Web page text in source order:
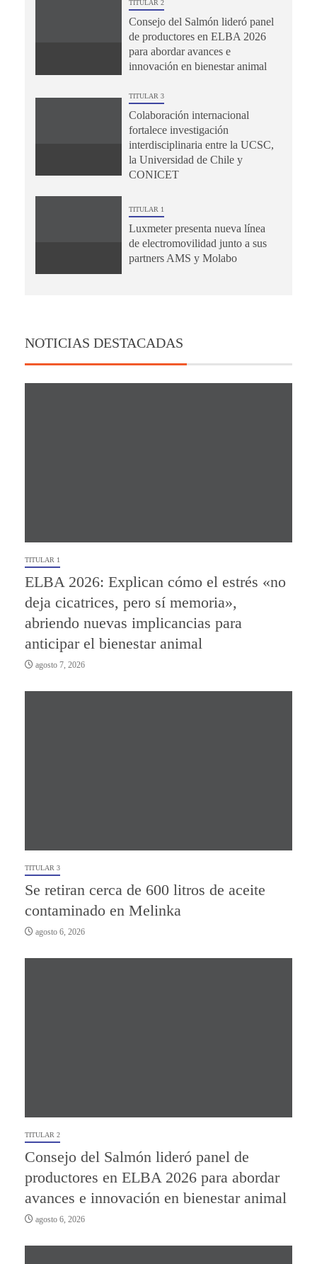
TITULAR 2
Consejo del Salmón lideró panel
de productores en ELBA 2026
para abordar avances e
innovación en bienestar animal
TITULAR 3
Colaboración internacional
fortalece investigación
interdisciplinaria entre la UCSC,
la Universidad de Chile y
CONICET
TITULAR 1
Luxmeter presenta nueva línea
de electromovilidad junto a sus
partners AMS y Molabo
NOTICIAS DESTACADAS
TITULAR 1
ELBA 2026: Explican cómo el estrés «no
deja cicatrices, pero sí memoria»,
abriendo nuevas implicancias para
anticipar el bienestar animal
agosto 7, 2026
TITULAR 3
Se retiran cerca de 600 litros de aceite
contaminado en Melinka
agosto 6, 2026
TITULAR 2
Consejo del Salmón lideró panel de
productores en ELBA 2026 para abordar
avances e innovación en bienestar animal
agosto 6, 2026